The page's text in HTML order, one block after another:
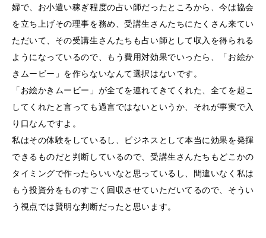
婦で、お小遣い稼ぎ程度の占い師だったところから、今は協会
を立ち上げその理事を務め、受講生さんたちにたくさん来てい
ただいて、その受講生さんたちも占い師として収入を得られる
ようになっているので、もう費用対効果でいったら、「お絵か
きムービー」を作らないなんて選択はないです。
「お絵かきムービー」が全てを連れてきてくれた、全てを起こ
してくれたと言っても過言ではないというか、それが事実で入
り口なんですよ。
私はその体験をしているし、ビジネスとして本当に効果を発揮
できるものだと判断しているので、受講生さんたちもどこかの
タイミングで作ったらいいなと思っているし、間違いなく私は
もう投資分をものすごく回収させていただいてるので、そうい
う視点では賢明な判断だったと思います。